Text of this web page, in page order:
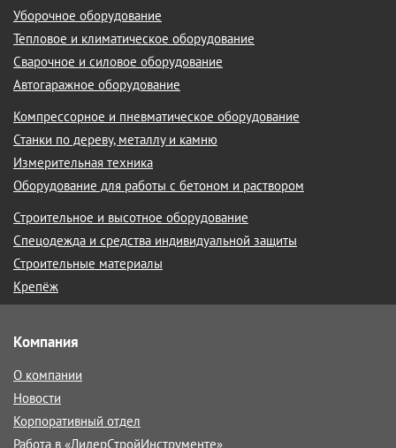
Уборочное оборудование
Тепловое и климатическое оборудование
Сварочное и силовое оборудование
Автогаражное оборудование
Компрессорное и пневматическое оборудование
Станки по дереву, металлу и камню
Измерительная техника
Оборудование для работы с бетоном и раствором
Строительное и высотное оборудование
Спецодежда и средства индивидуальной защиты
Строительные материалы
Крепёж
Компания
О компании
Новости
Корпоративный отдел
Работа в «ЛидерСтройИнструменте»